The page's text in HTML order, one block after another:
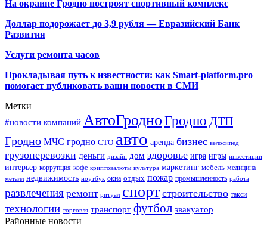
На окраине Гродно построят спортивный комплекс
Доллар подорожает до 3,9 рубля — Евразийский Банк
Развития
Услуги ремонта часов
Прокладывая путь к известности: как Smart-platform.pro
помогает публиковать ваши новости в СМИ
Метки
#новости компаний АвтоГродноГродно ДТП
Гродно МЧС гродно СТО авто аренда бизнес велосипед
грузоперевозки деньги дизайн дом здоровье игра игры инвестиции
интерьер коррупция кофе криптовалюты культура маркетинг мебель медицина
металл недвижимость ноутбук окна отдых пожар промышленность работа
развлечения ремонт ритуал спорт строительство такси
технологии торговля транспорт футбол эвакуатор
Районные новости